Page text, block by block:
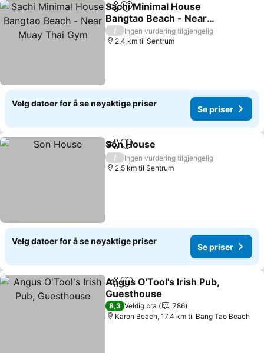
Del Legg til i favoritter
Sachi Minimal House
Bangtao Beach - Near
Muay Thai Gym
Se priser
/
Ingen vurdering tilgjengelig
2.4 km til Sentrum
Velg datoer for å se nøyaktige priser
Se priser
Del Legg til i favoritter
Son House
/
Ingen vurdering tilgjengelig
2.5 km til Sentrum
Velg datoer for å se nøyaktige priser
Se priser
Del Legg til i favoritter
Angus O'Tool's Irish Pub,
Guesthouse
Se priser
8,3 Veldig bra
786
Karon Beach, 17.4 km til Bang Tao Beach